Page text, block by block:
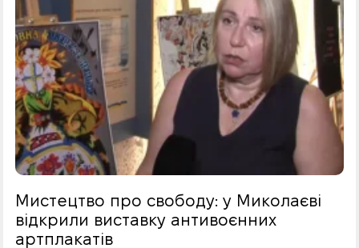
Мистецтво про свободу: у Миколаєві
відкрили виставку антивоєнних
артплакатів